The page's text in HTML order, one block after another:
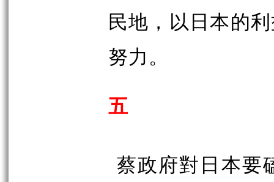
民地，以日本的
努力。
五
蔡政府對日本要